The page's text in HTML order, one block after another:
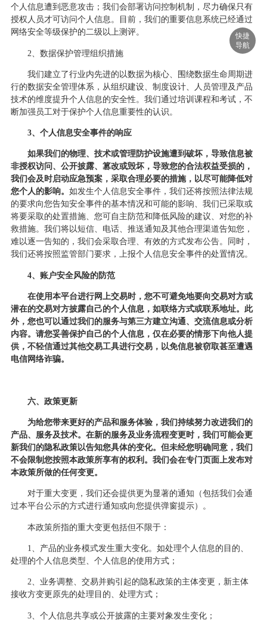
快捷
导航
个人信息遭到恶意攻击；我们会部署访问控制机制，尽力确保只有
授权人员才可访问个人信息。目前，我们的重要信息系统已经通过
网络安全等级保护的二级以上测评。
2、数据保护管理组织措施
我们建立了行业内先进的以数据为核心、围绕数据生命周期进
行的数据安全管理体系，从组织建设、制度设计、人员管理及产品
技术的维度提升个人信息的安全性。我们通过培训课程和考试，不
断加强员工对于保护个人信息重要性的认识。
3、个人信息安全事件的响应
如果我们的物理、技术或管理防护设施遭到破坏，导致信息被
非授权访问、公开披露、篡改或毁坏，导致您的合法权益受损的，
我们会及时启动应急预案，采取合理必要的措施，以尽可能降低对
您个人的影响。 如发生个人信息安全事件，我们还将按照法律法规
的要求向您告知安全事件的基本情况和可能的影响、我们已采取或
将要采取的处置措施、您可自主防范和降低风险的建议、对您的补
救措施。我们将以短信、电话、推送通知及其他合理渠道告知您，
难以逐一告知的，我们会采取合理、有效的方式发布公告。同时，
我们还将按照监管部门要求，上报个人信息安全事件的处置情况。
4、账户安全风险的防范
在使用本平台进行网上交易时，您不可避免地要向交易对方或
潜在的交易对方披露自己的个人信息，如联络方式或联系地址。此
外，您也可以通过我们的服务与第三方建立沟通、交流信息或分析
内容。请您妥善保护自己的个人信息，仅在必要的情形下向他人提
供，不轻信通过其他交易工具进行交易，以免信息被窃取甚至遭遇
电信网络诈骗。
六、政策更新
为给您带来更好的产品和服务体验，我们持续努力改进我们的
产品、服务及技术。在新的服务及业务流程变更时，我们可能会更
新我们的隐私政策以告知您具体的变化。但未经您明确同意，我们
不会限制您按照本政策所享有的权利。我们会在专门页面上发布对
本政策所做的任何变更。
对于重大变更，我们还会提供更为显著的通知（包括我们会通
过本平台公示的方式进行通知或向您提供弹窗提示）。
本政策所指的重大变更包括但不限于：
1、产品的业务模式发生重大变化。如处理个人信息的目的、
处理的个人信息类型、个人信息的使用方式；
2、业务调整、交易并购引起的隐私政策的主体变更，新主体
接收方变更原先的处理目的、处理方式；
3、个人信息共享或公开披露的主要对象发生变化；